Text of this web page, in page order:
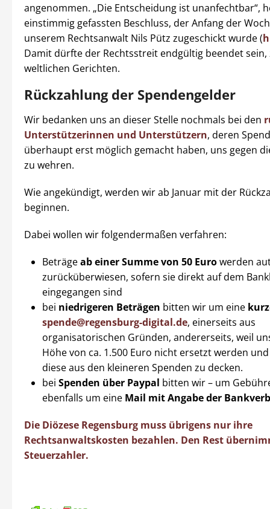
angenommen. „Die Entscheidung ist unanfechtbar“,
einstimmig gefassten Beschluss, der Anfang der
unserem Rechtsanwalt Nils Pütz zugeschickt wurde (
Damit dürfte der Rechtsstreit endgültig beendet
weltlichen Gerichten.
Rückzahlung der Spendengelder
Wir bedanken uns an dieser Stelle nochmals bei den
Unterstützerinnen und Unterstützern, deren
überhaupt erst möglich gemacht haben, uns gegen
zu wehren.
Wie angekündigt, werden wir ab Januar mit der
beginnen.
Dabei wollen wir folgendermaßen verfahren:
Beträgeab einer Summe von 50 Eurowerden
zurücküberwiesen, sofern sie direkt auf dem
eingegangen sind
bei niedrigeren Beträgen bitten wir um eine
spende@regensburg-digital.de, einerseits aus
organisatorischen Gründen, andererseits, weil
Höhe von ca. 1.500 Euro nicht ersetzt werden
diese aus den kleineren Spenden zu decken.
bei Spenden über Paypal bitten wir – um
ebenfalls um eine Mail mit Angabe der
Die Diözese Regensburg muss übrigens nur ihre
Rechtsanwaltskosten bezahlen. Den Rest
Steuerzahler.